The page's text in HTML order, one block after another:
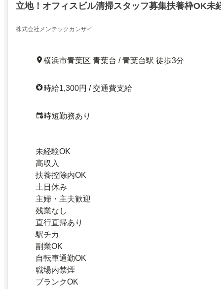
立地！オフィスビル清掃スタッフ募集扶養枠OK未
株式会社メンテックカンザイ
横浜市青葉区 青葉台 / 青葉台駅 徒歩3分
時給1,300円 / 交通費支給
時短勤務あり
未経験OK
高収入
扶養控除内OK
土日休み
主婦・主夫歓迎
残業なし
直行直帰あり
駅チカ
副業OK
自転車通勤OK
職場内禁煙
ブランクOK